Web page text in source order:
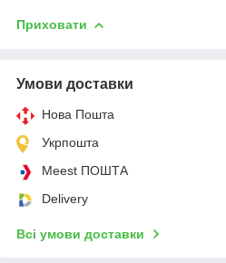
Приховати
Умови доставки
Нова Пошта
Укрпошта
Meest ПОШТА
Delivery
Всі умови доставки